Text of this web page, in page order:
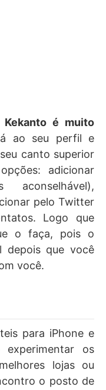
Kekanto é muito
ao seu perfil e
canto superior
adicionar
aconselhável),
pelo Twitter
Logo que
o faça, pois o
depois que você
você.
para iPhone e
os
lojas ou
o posto de